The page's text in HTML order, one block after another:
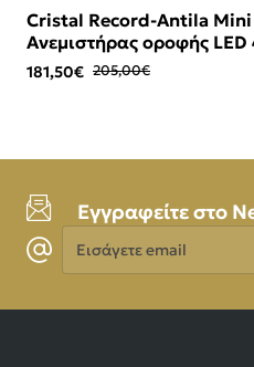
Cristal Record-Antila Mini
Ανεμιστήρας οροφής LED
Μαύρος ΚΩΔ.-85-094-22-
181,50€ 205,00€
Εγγραφείτε στο
Εισάγετε
email